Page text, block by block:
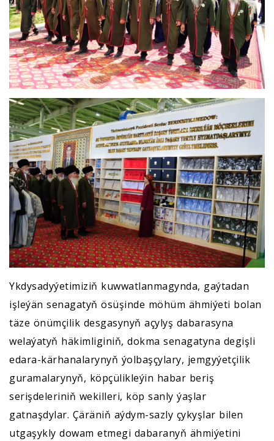
Ykdysadyýetimiziň kuwwatlanmagynda, gaýtadan
işleýän senagatyň ösüşinde möhüm ähmiýeti bolan
täze önümçilik desgasynyň açylyş dabarasyna
welaýatyň häkimliginiň, dokma senagatyna degişli
edara-kärhanalarynyň ýolbaşçylary, jemgyýetçilik
guramalarynyň, köpçülikleýin habar beriş
serişdeleriniň wekilleri, köp sanly ýaşlar
gatnaşdylar. Çäräniň aýdym-sazly çykyşlar bilen
utgaşykly dowam etmegi dabaranyň ähmiýetini